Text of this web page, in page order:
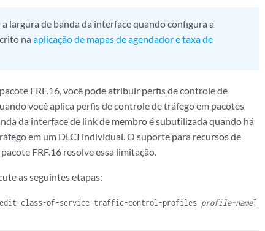
largura de banda da interface quando configura a
na aplicação de mapas de agendador e taxa de
FRF.16, você pode atribuir perfis de controle de
você aplica perfis de controle de tráfego em pacotes
da interface de link de membro é subutilizada quando há
em um DLCI individual. O suporte para recursos de
FRF.16 resolve essa limitação.
as seguintes etapas:
class-of-service traffic-control-profiles profile-name]